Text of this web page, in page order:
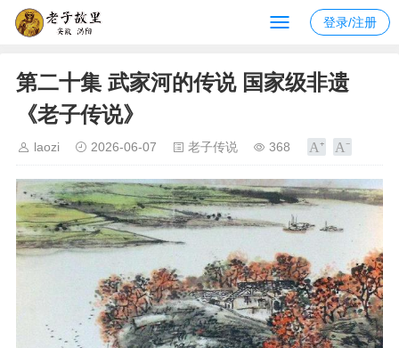
登录/注册
第二十集 武家河的传说 国家级非遗
《老子传说》
laozi 2026-06-07 老子传说 368